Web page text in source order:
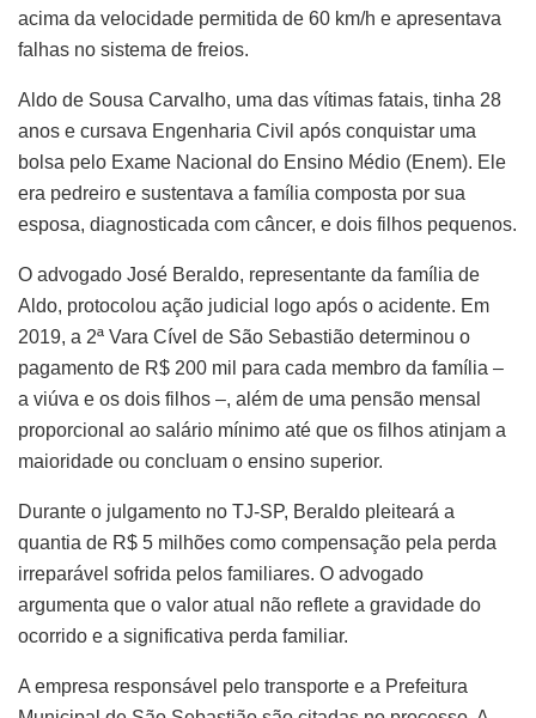
acima da velocidade permitida de 60 km/h e apresentava
falhas no sistema de freios.
Aldo de Sousa Carvalho, uma das vítimas fatais, tinha 28
anos e cursava Engenharia Civil após conquistar uma
bolsa pelo Exame Nacional do Ensino Médio (Enem). Ele
era pedreiro e sustentava a família composta por sua
esposa, diagnosticada com câncer, e dois filhos pequenos.
O advogado José Beraldo, representante da família de
Aldo, protocolou ação judicial logo após o acidente. Em
2019, a 2ª Vara Cível de São Sebastião determinou o
pagamento de R$ 200 mil para cada membro da família –
a viúva e os dois filhos –, além de uma pensão mensal
proporcional ao salário mínimo até que os filhos atinjam a
maioridade ou concluam o ensino superior.
Durante o julgamento no TJ-SP, Beraldo pleiteará a
quantia de R$ 5 milhões como compensação pela perda
irreparável sofrida pelos familiares. O advogado
argumenta que o valor atual não reflete a gravidade do
ocorrido e a significativa perda familiar.
A empresa responsável pelo transporte e a Prefeitura